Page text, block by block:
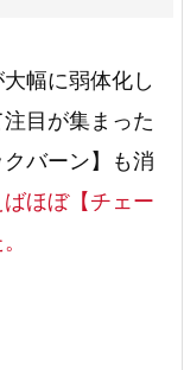
幅に弱体化し
目が集まった
バーン】も消
ほぼ【チェー